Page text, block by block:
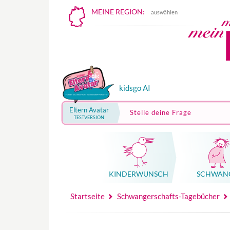
MEINE REGION: auswählen
kidsgo AI
Eltern Avatar
TESTVERSION
Stelle deine Frage
KINDER­WUNSCH
Startseite Schwangerschafts-Tagebücher